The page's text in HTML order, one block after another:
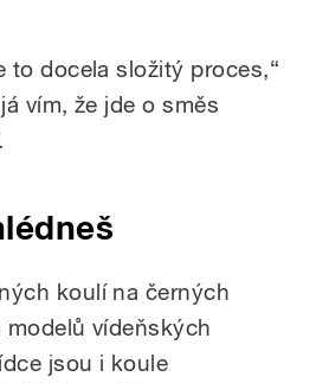
to docela složitý proces,“
vím, že jde o směs
koulí na černých
vídeňských
jsou i koule